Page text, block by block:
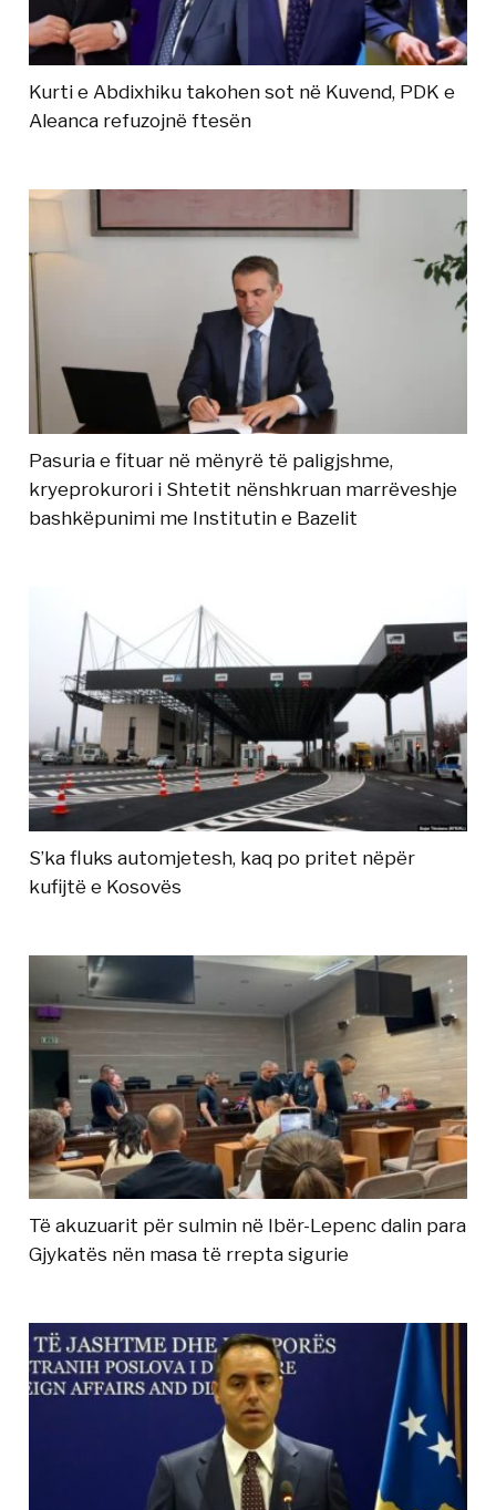
Kurti e Abdixhiku takohen sot në Kuvend, PDK e
Aleanca refuzojnë ftesën
Pasuria e fituar në mënyrë të paligjshme,
kryeprokurori i Shtetit nënshkruan marrëveshje
bashkëpunimi me Institutin e Bazelit
S’ka fluks automjetesh, kaq po pritet nëpër
kufijtë e Kosovës
Të akuzuarit për sulmin në Ibër-Lepenc dalin para
Gjykatës nën masa të rrepta sigurie